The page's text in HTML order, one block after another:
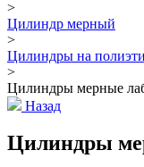
>
Цилиндр мерный
>
Цилиндры на
>
Цилиндры мерные
Назад
Цилиндры